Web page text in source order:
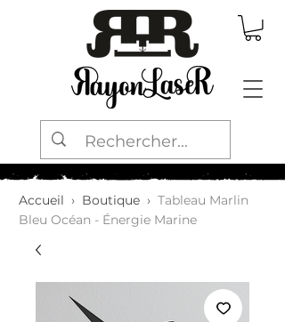
Accueil › Boutique › Tableau Marlin
Bleu Océan - Énergie Marine